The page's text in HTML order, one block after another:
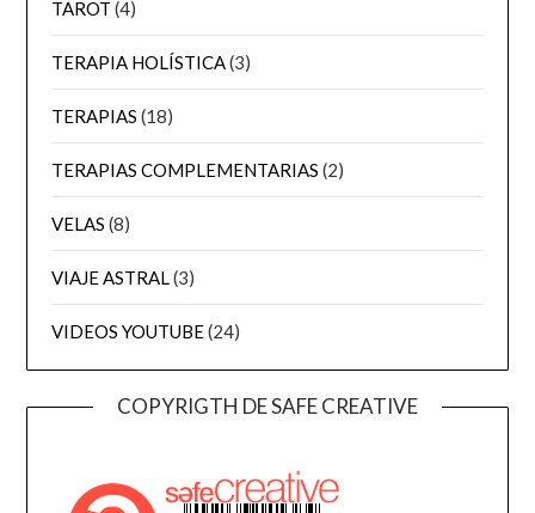
TAROT (4)
TERAPIA HOLÍSTICA(3)
TERAPIAS (18)
TERAPIAS COMPLEMENTARIAS (2)
VELAS (8)
VIAJE ASTRAL(3)
VIDEOS YOUTUBE(24)
COPYRIGTH DE SAFE CREATIVE